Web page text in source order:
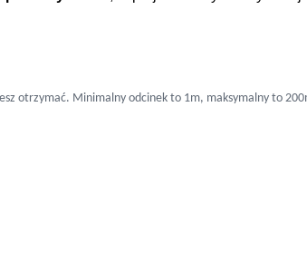
otrzymać. Minimalny odcinek to 1m, maksymalny to